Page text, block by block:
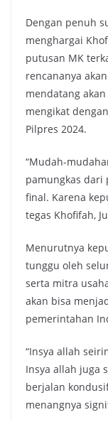
Dengan penuh
menghargai
putusan MK
rencananya
mendatang
mengikat
Pilpres 2024.
“Mudah-
pamungkas dari
final. Karena
tegas Khofifah,
Menurutnya
tunggu oleh
serta mitra
akan bisa
pemerintahan
“Insya allah
Insya allah juga
berjalan
menangnya